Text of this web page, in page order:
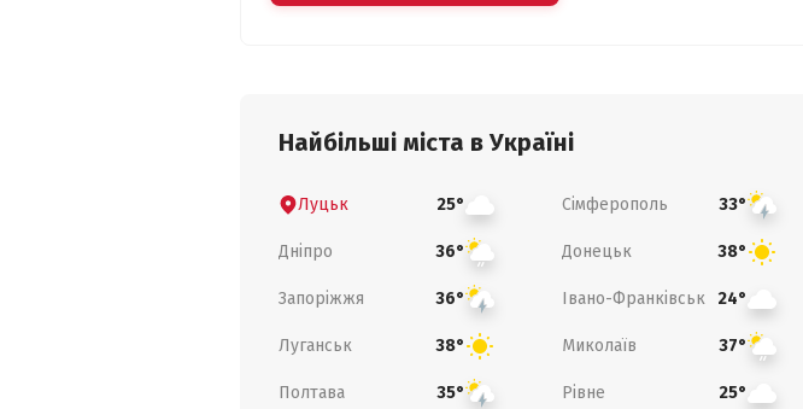
Найбільші міста в Україні
Луцьк 25° Сімферополь 33°
Дніпро 36° Донецьк 38°
Запоріжжя 36° Івано-Франківськ 24°
Луганськ 38° Миколаїв 37°
Полтава 35° Рівне 25°